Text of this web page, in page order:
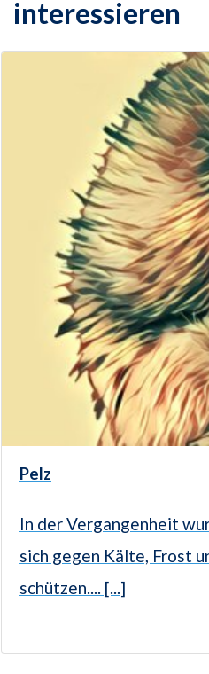
interessieren
Pelz
In der Vergangenheit
sich gegen Kälte, Frost
schützen.... [...]